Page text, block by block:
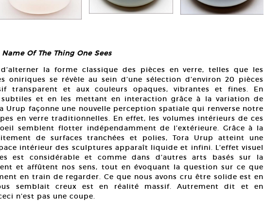
Of The Thing One Sees
la forme classique des pièces en verre, telles que les
oniriques se révèle au sein d’une sélection d’environ 20 pièces
transparent et aux couleurs opaques, vibrantes et fines. En
subtiles et en les mettant en interaction grâce à la variation de
Urup façonne une nouvelle perception spatiale qui renverse notre
en verre traditionnelles. En effet, les volumes intérieurs de ces
semblent flotter indépendamment de l’extérieure. Grâce à la
de surfaces tranchées et polies, Tora Urup atteint une
intérieur des sculptures apparaît liquide et infini. L’effet visuel
est considérable et comme dans d’autres arts basés sur la
et affûtent nos sens, tout en évoquant la question sur ce que
en train de regarder. Ce que nous avons cru être solide est en
semblait creux est en réalité massif. Autrement dit et en
n’est pas une coupe.